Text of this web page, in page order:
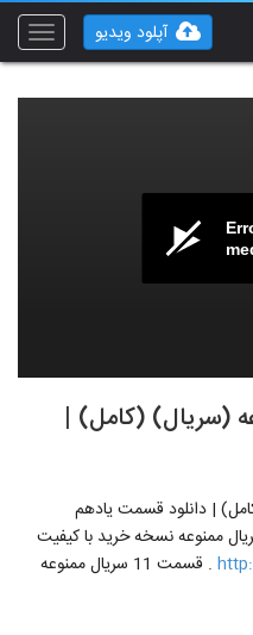
Toggle
آپلود ویدیو
(سریال) (کامل) |
| دانلود قسمت یادهم
قسمت 11 یازدهم سریال ممنوعه نسخه خرید با کیفیت
. قسمت 11 سریال ممنوعه